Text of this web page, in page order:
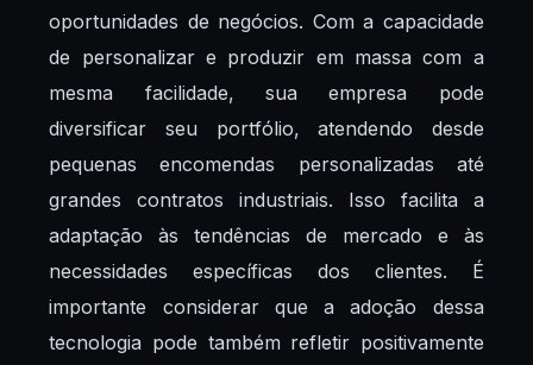
oportunidades de negócios. Com a capacidade
de personalizar e produzir em massa com a
mesma facilidade, sua empresa pode
diversificar seu portfólio, atendendo desde
pequenas encomendas personalizadas até
grandes contratos industriais. Isso facilita a
adaptação às tendências de mercado e às
necessidades específicas dos clientes. É
importante considerar que a adoção dessa
tecnologia pode também refletir positivamente